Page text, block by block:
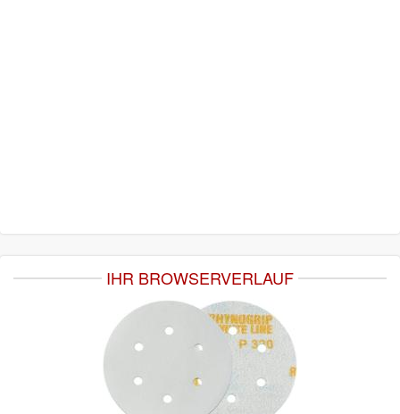
IHR BROWSERVERLAUF